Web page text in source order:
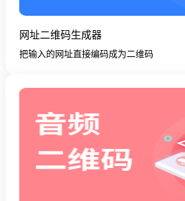
网址二维码生成器
把输入的网址直接编码成为二维码